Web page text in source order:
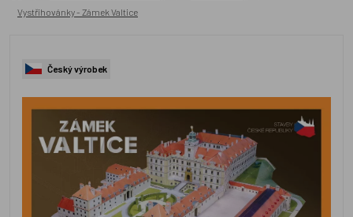
Vystřihovánky - Zámek Valtice
Český výrobek